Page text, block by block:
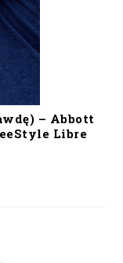
– Abbott
Libre